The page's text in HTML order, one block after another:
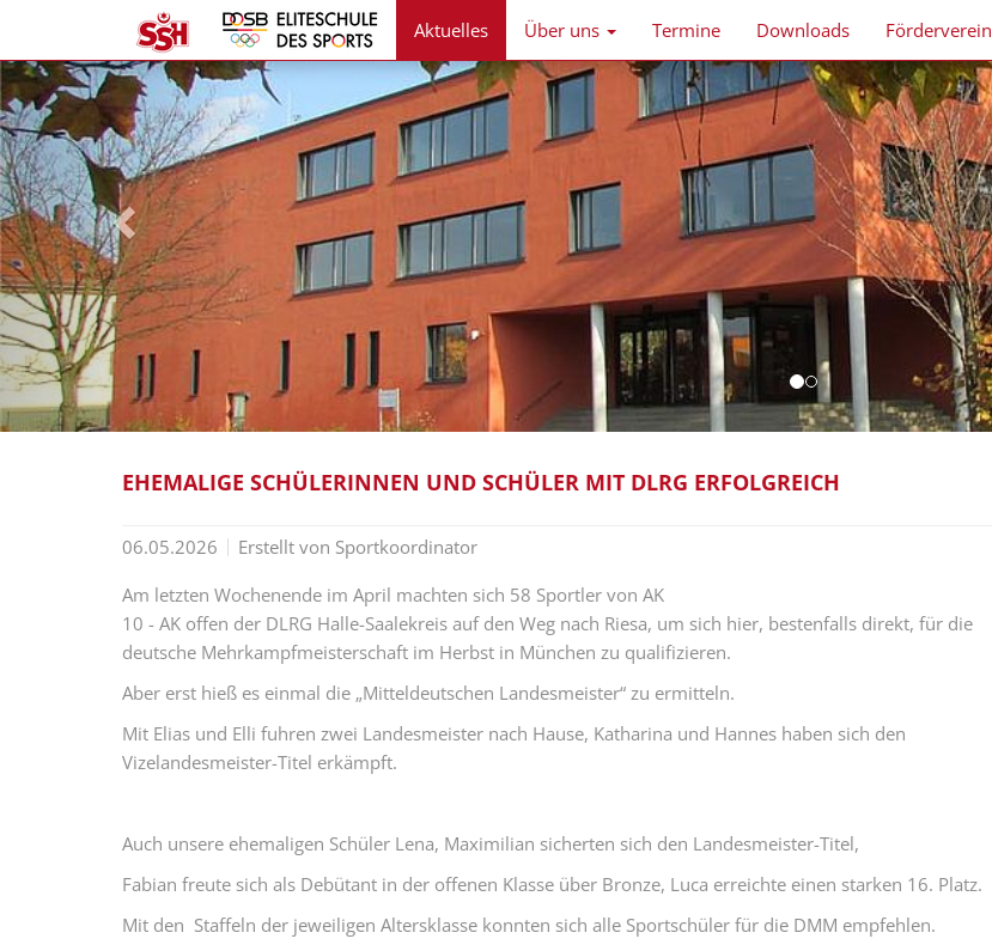
Aktuelles Über uns Termine Downloads Förderverein
EHEMALIGE SCHÜLERINNEN UND SCHÜLER MIT DLRG ERFOLGREICH
06.05.2026 Erstellt von Sportkoordinator
Am letzten Wochenende im April machten sich 58 Sportler von AK
10 - AK offen der DLRG Halle-Saalekreis auf den Weg nach Riesa, um sich hier, bestenfalls direkt, für die
deutsche Mehrkampfmeisterschaft im Herbst in München zu qualifizieren.
Aber erst hieß es einmal die „Mitteldeutschen Landesmeister“ zu ermitteln.
Mit Elias und Elli fuhren zwei Landesmeister nach Hause, Katharina und Hannes haben sich den
Vizelandesmeister-Titel erkämpft.
Auch unsere ehemaligen Schüler Lena, Maximilian sicherten sich den Landesmeister-Titel,
Fabian freute sich als Debütant in der offenen Klasse über Bronze, Luca erreichte einen starken 16. Platz.
Mit den Staffeln der jeweiligen Altersklasse konnten sich alle Sportschüler für die DMM empfehlen.